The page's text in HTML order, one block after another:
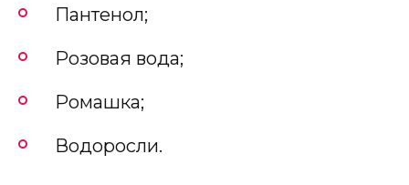
Пантенол;
Розовая вода;
Ромашка;
Водоросли.